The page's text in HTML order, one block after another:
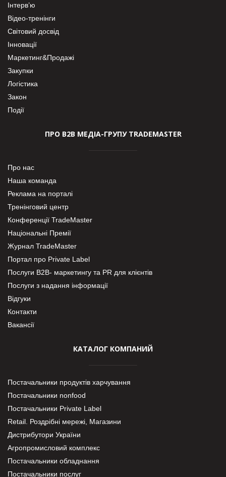
Інтерв’ю
Відео-тренінги
Світовий досвід
Інновації
Маркетинг&Продажі
Закупки
Логістика
Закон
Події
ПРО В2В МЕДІА-ГРУПУ TRADEMASTER
Про нас
Наша команда
Реклама на порталі
Тренінговий центр
Конференції TradeMaster
Національні Премії
Журнал TradeMaster
Портал про Private Label
Послуги В2В- маркетингу та PR для клієнтів
Послуги з надання інформації
Відгуки
Контакти
Вакансії
КАТАЛОГ КОМПАНИЙ
Постачальники продуктів харчування
Постачальники nonfood
Постачальники Private Label
Retail. Роздрібні мережі, Магазини
Дистрибутори України
Агропромисловий комплекс
Постачальники обладнання
Постачальники послуг